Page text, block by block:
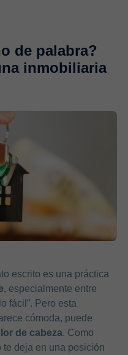
de palabra?
inmobiliaria
escrito es una práctica
, especialmente entre
fácil”. Pero esta
cómoda, puede
de cabeza. Como
deja en una posición